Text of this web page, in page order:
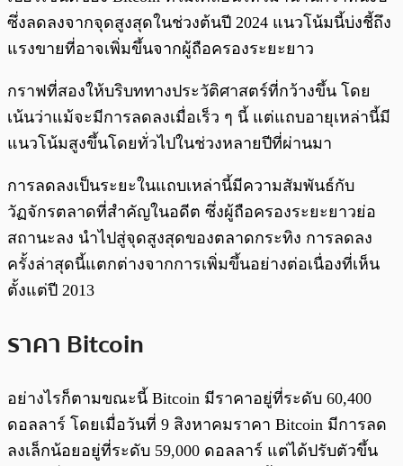
ซึ่งลดลงจากจุดสูงสุดในช่วงต้นปี 2024 แนวโน้มนี้บ่งชี้ถึง
แรงขายที่อาจเพิ่มขึ้นจากผู้ถือครองระยะยาว
กราฟที่สองให้บริบททางประวัติศาสตร์ที่กว้างขึ้น โดย
เน้นว่าแม้จะมีการลดลงเมื่อเร็ว ๆ นี้ แต่แถบอายุเหล่านี้มี
แนวโน้มสูงขึ้นโดยทั่วไปในช่วงหลายปีที่ผ่านมา
การลดลงเป็นระยะในแถบเหล่านี้มีความสัมพันธ์กับ
วัฏจักรตลาดที่สำคัญในอดีต ซึ่งผู้ถือครองระยะยาวย่อ
สถานะลง นำไปสู่จุดสูงสุดของตลาดกระทิง การลดลง
ครั้งล่าสุดนี้แตกต่างจากการเพิ่มขึ้นอย่างต่อเนื่องที่เห็น
ตั้งแต่ปี 2013
ราคา Bitcoin
อย่างไรก็ตามขณะนี้ Bitcoin มีราคาอยู่ที่ระดับ 60,400
ดอลลาร์ โดยเมื่อวันที่ 9 สิงหาคมราคา Bitcoin มีการลด
ลงเล็กน้อยอยู่ที่ระดับ 59,000 ดอลลาร์ แต่ได้ปรับตัวขึ้น